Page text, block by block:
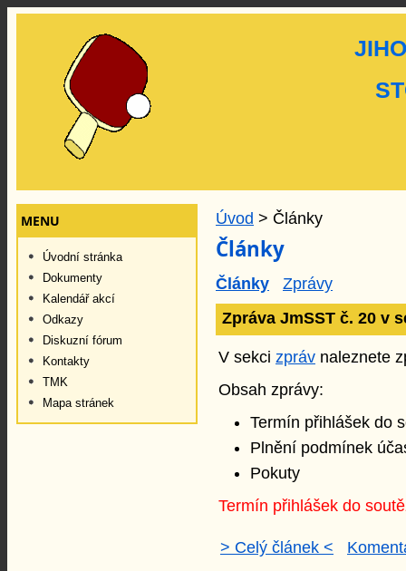
Úvod > Články
Články
Články
Zprávy
Zpráva JmSST č. 20 v
V sekci zpráv naleznete
Obsah zprávy:
Termín přihlášek do
Plnění podmínek
Pokuty
Termín přihlášek do
> Celý článek <
MENU
Úvodní stránka
Dokumenty
Kalendář akcí
Odkazy
Diskuzní fórum
Kontakty
TMK
Mapa stránek